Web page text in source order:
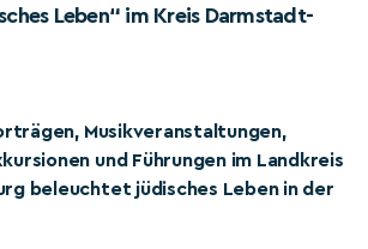
Leben“ im Kreis Darmstadt-
Musikveranstaltungen,
und Führungen im Landkreis
beleuchtet jüdisches Leben in der